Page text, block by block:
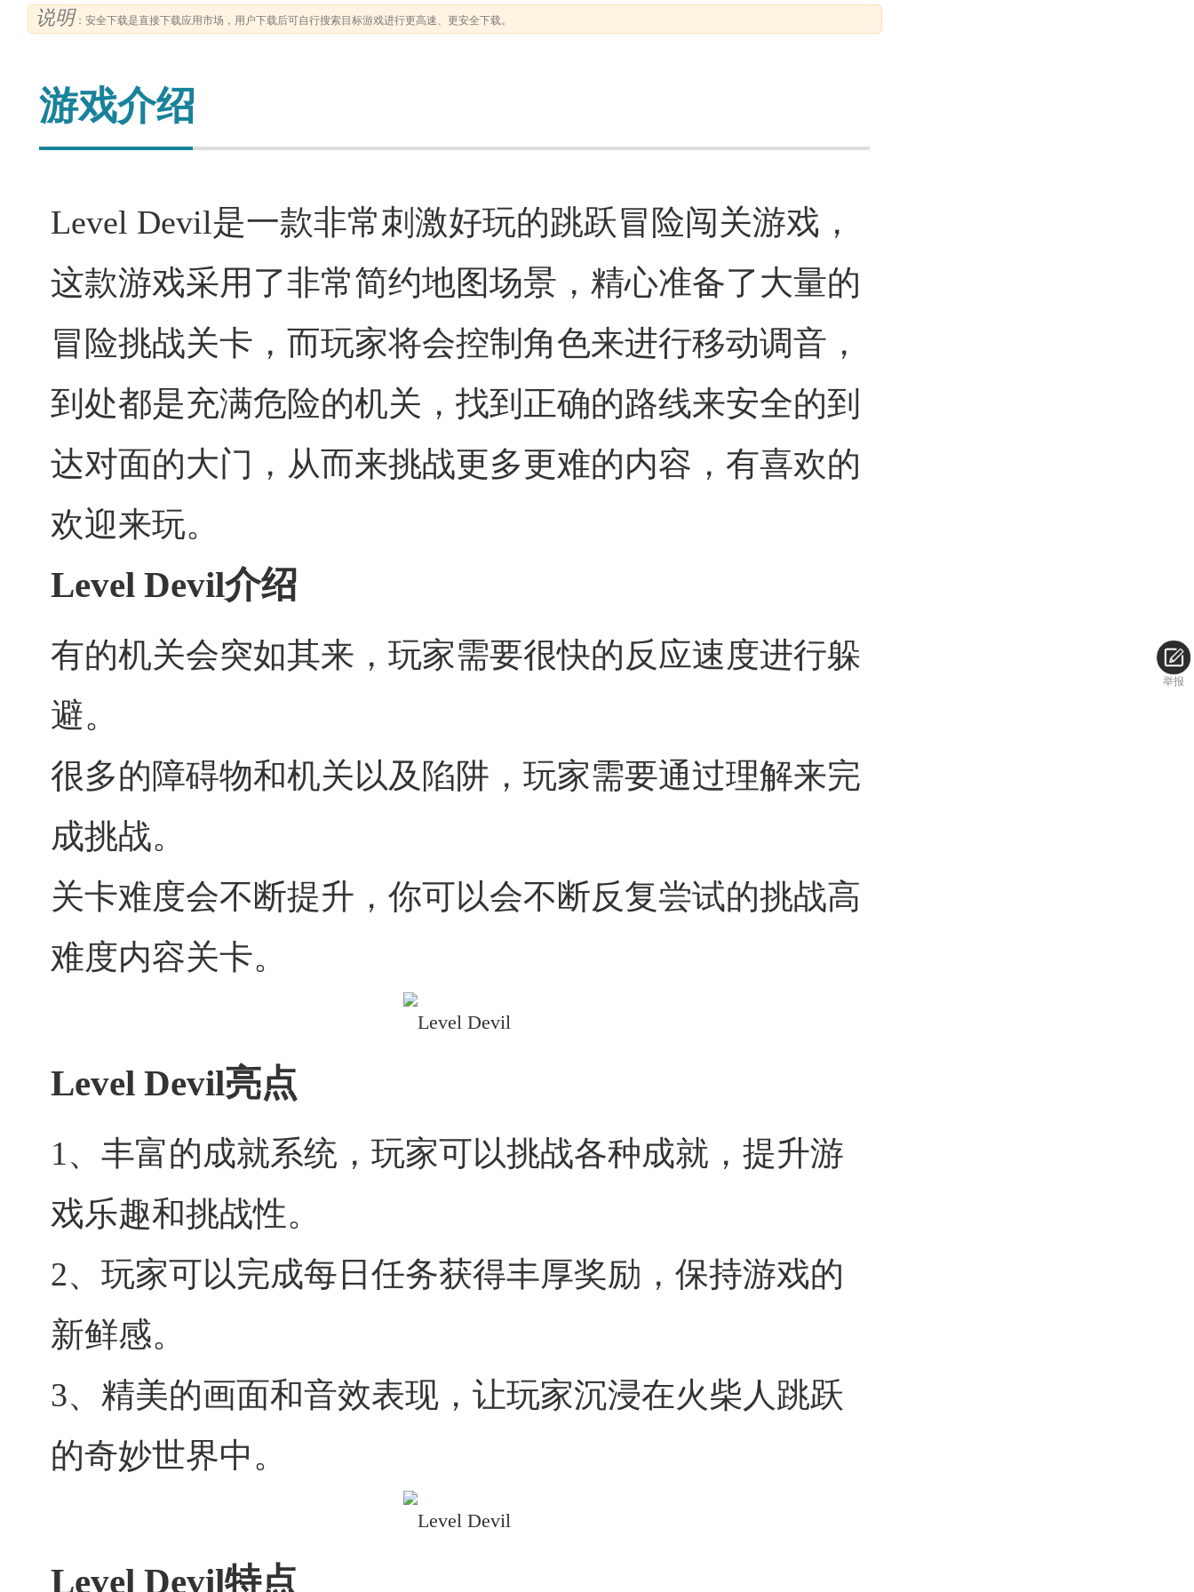
说明：安全下载是直接下载应用市场，用户下载后可自行搜索目标游戏进行更高速、更安全下载。
游戏介绍
Level Devil是一款非常刺激好玩的跳跃冒险闯关游戏，
这款游戏采用了非常简约地图场景，精心准备了大量的
冒险挑战关卡，而玩家将会控制角色来进行移动调音，
到处都是充满危险的机关，找到正确的路线来安全的到
达对面的大门，从而来挑战更多更难的内容，有喜欢的
欢迎来玩。
Level Devil介绍
有的机关会突如其来，玩家需要很快的反应速度进行躲
避。
很多的障碍物和机关以及陷阱，玩家需要通过理解来完
成挑战。
关卡难度会不断提升，你可以会不断反复尝试的挑战高
难度内容关卡。
Level Devil亮点
1、丰富的成就系统，玩家可以挑战各种成就，提升游
戏乐趣和挑战性。
2、玩家可以完成每日任务获得丰厚奖励，保持游戏的
新鲜感。
3、精美的画面和音效表现，让玩家沉浸在火柴人跳跃
的奇妙世界中。
Level Devil特点
举报